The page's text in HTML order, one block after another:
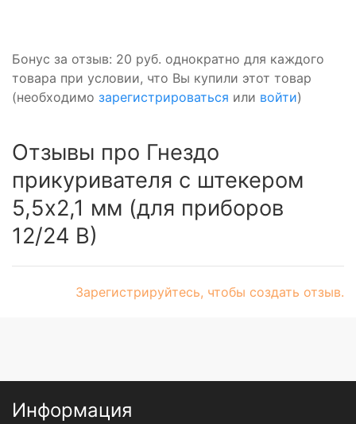
Бонус за отзыв: 20 руб. однократно для каждого
товара при условии, что Вы купили этот товар
(необходимо зарегистрироваться или войти)
Отзывы про Гнездо
прикуривателя с штекером
5,5x2,1 мм (для приборов
12/24 В)
Зарегистрируйтесь, чтобы создать отзыв.
Информация